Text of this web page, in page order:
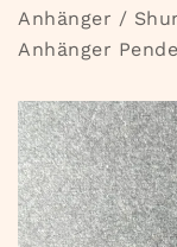
Anhänger /
Anhänger